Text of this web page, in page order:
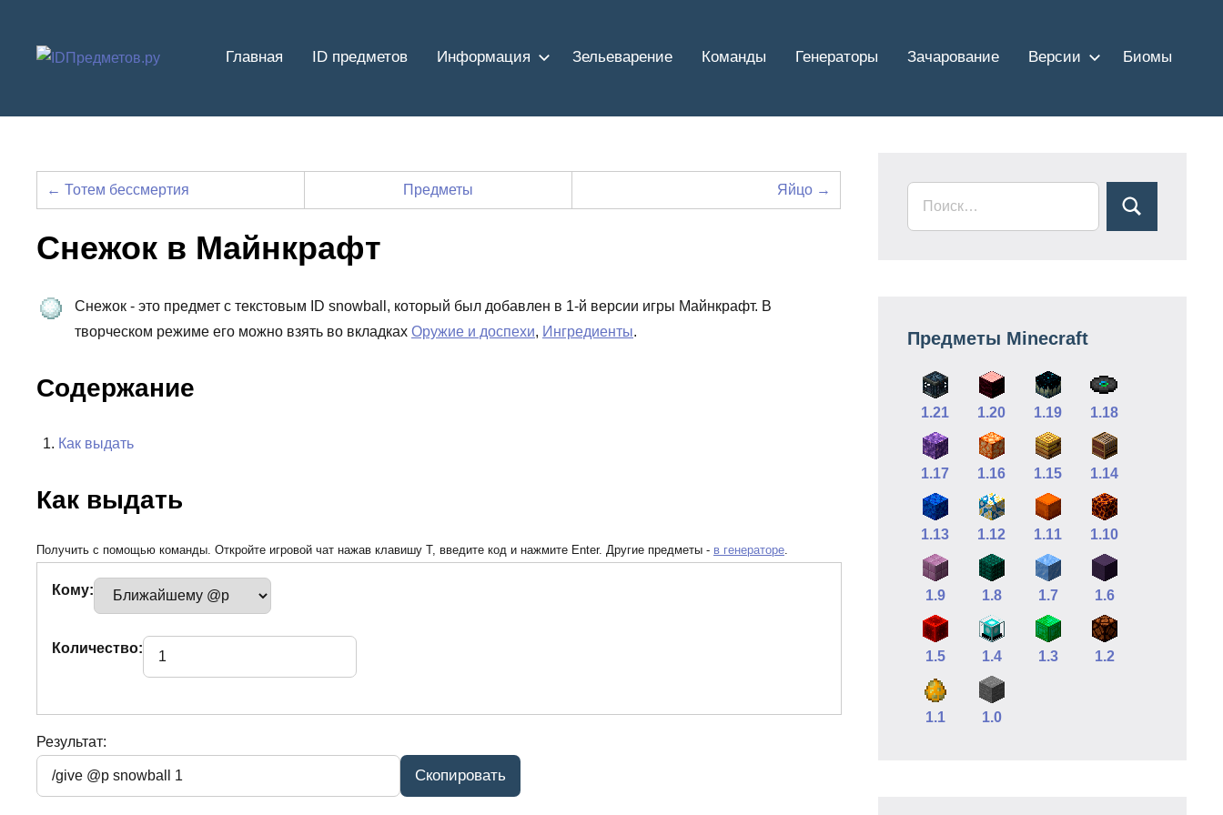
содержимому
Главная ID предметов Информация Зельеварение Команды Генераторы Зачарование Версии Биомы
← Тотем бессмертия Предметы Яйцо →
Снежок в Майнкрафт
Снежок - это предмет с текстовым ID snowball, который был добавлен в 1-й версии игры Майнкрафт. В
творческом режиме его можно взять во вкладках Оружие и доспехи, Ингредиенты.
Содержание
Как выдать
Как выдать
Получить с помощью команды. Откройте игровой чат нажав клавишу T, введите код и нажмите Enter. Другие предметы - в генераторе
Кому:
Количество:
Результат:
Предметы Minecraft
1.21 1.20 1.19 1.18
1.17 1.16 1.15 1.14
1.13 1.12 1.11 1.10
1.9 1.8 1.7 1.6
1.5 1.4 1.3 1.2
1.1 1.0